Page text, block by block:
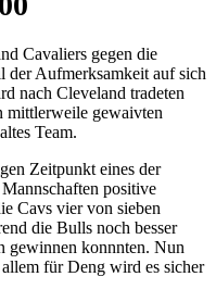
Cavaliers gegen die
Aufmerksamkeit auf sich
nach Cleveland tradeten
mittlerweile gewaivten
Team.
Zeitpunkt eines der
positive
Cavs vier von sieben
die Bulls noch besser
gewinnen konnnten. Nun
für Deng wird es sicher